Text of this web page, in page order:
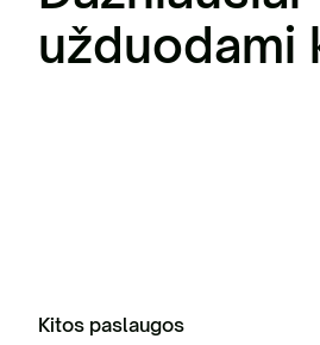
užduodami
Kitos paslaugos